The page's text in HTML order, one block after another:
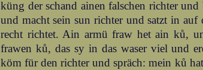
küng der schand ainen falschen richter
und macht sein sun richter und satzt in auf
recht richtet. Ain armü fraw het ain ků,
frawen ků, das sy in das waser viel und
köm für den richter und spräch: mein ků